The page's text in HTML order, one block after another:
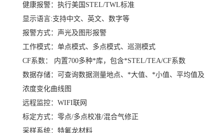
健康报警：执行美国STEL/TWL标准
显示语言:支持中文、英文、数字等
报警方式：声光及图形报警
工作模式：单点模式、多点模式、巡测模式
CF系数： 内置700多种*库，包含*STEL/TEA/CF系数
数据存储：可查询数据测量地点、*大值、*小值、平均值及
浓度变化曲线图
远程监控：WIFI联网
标定方式：零点/多点校准/混合气修正
采样系统：特氟龙材料